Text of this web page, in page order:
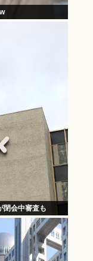
閉会中審査も